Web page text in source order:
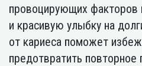
провоцирующих факторов
и красивую улыбку на
от кариеса поможет
предотвратить повторное